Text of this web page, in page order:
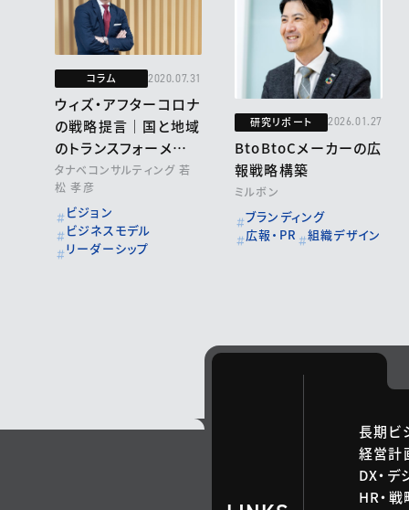
コラム 2020.07.31
ウィズ・アフターコロナ
の戦略提言｜国と地域
のトランスフォーメーシ
ョン①
タナベコンサルティング 若
松 孝彦
ビジョン
ビジネスモデル
リーダーシップ
研究リポート 2026.01.27
BtoBtoCメーカーの広
報戦略構築
ミルボン
ブランディング
広報・PR
組織デザイン
長期ビ
経営計
DX・デ
HR・